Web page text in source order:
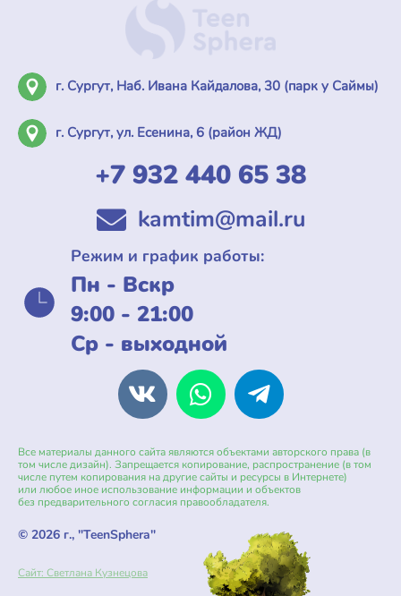
г. Сургут, Наб. Ивана Кайдалова, 30 (парк у Саймы)
г. Сургут, ул. Есенина, 6 (район ЖД)
+7 932 440 65 38
kamtim@mail.ru
Режим и график работы:
Пн - Вскр
9:00 - 21:00
Ср - выходной
Все материалы данного сайта являются объектами авторского права (в
том числе дизайн). Запрещается копирование, распространение (в том
числе путем копирования на другие сайты и ресурсы в Интернете)
или любое иное использование информации и объектов
без предварительного согласия правообладателя.
© 2026 г., "TeenSphera"
Сайт: Светлана Кузнецова